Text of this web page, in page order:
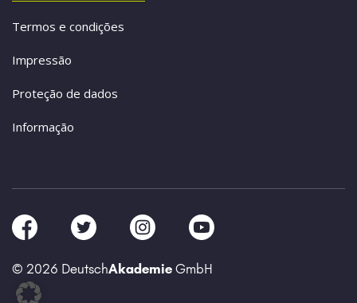
Termos e condições
Impressão
Proteção de dados
Informação
© 2026 DeutschAkademie GmbH